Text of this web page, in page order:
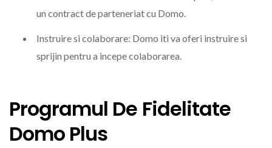
un contract de parteneriat cu Domo.
Instruire si colaborare: Domo iti va oferi instruire si
sprijin pentru a incepe colaborarea.
Programul De Fidelitate
Domo Plus